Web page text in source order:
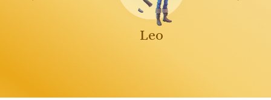
Leo